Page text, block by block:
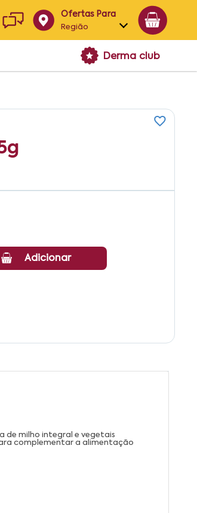
Ofertas Para
Região
Alagoas
Derma club
Adicionar
de milho integral e vegetais
complementar a alimentação